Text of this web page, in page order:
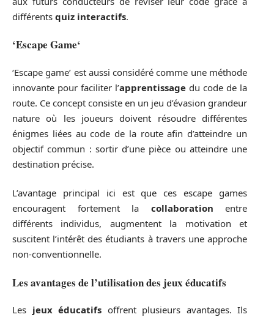
différents quiz interactifs.
‘Escape Game‘
‘Escape game’ est aussi considéré comme une méthode
innovante pour faciliter l’apprentissage du code de la
route. Ce concept consiste en un jeu d’évasion grandeur
nature où les joueurs doivent résoudre différentes
énigmes liées au code de la route afin d’atteindre un
objectif commun : sortir d’une pièce ou atteindre une
destination précise.
L’avantage principal ici est que ces escape games
encouragent fortement la collaboration entre
différents individus, augmentent la motivation et
suscitent l’intérêt des étudiants à travers une approche
non-conventionnelle.
Les avantages de l’utilisation des jeux éducatifs
Les jeux éducatifs offrent plusieurs avantages. Ils